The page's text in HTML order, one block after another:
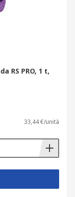
RS PRO, 1 t,
33,44 €/unità